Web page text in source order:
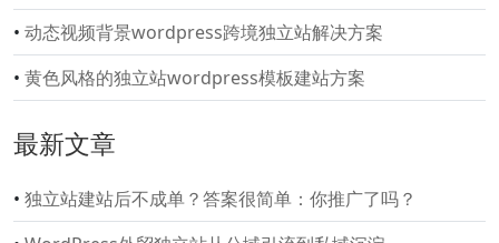
• 动态视频背景wordpress跨境独立站解决方案
• 黄色风格的独立站wordpress模板建站方案
最新文章
• 独立站建站后不成单？答案很简单：你推广了吗？